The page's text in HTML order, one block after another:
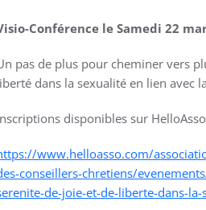
Conférence le Samedi 22
pas de plus pour cheminer vers
dans la sexualité en lien avec
disponibles sur
www.helloasso.com/
conseillers-chretiens/
de-joie-et-de-liberte-dans-la-